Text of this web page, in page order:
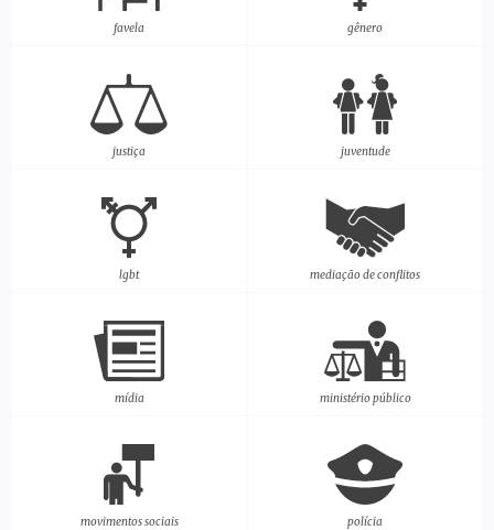
favela gênero
justiça juventude
lgbt mediação de conflitos
mídia ministério público
movimentos sociais polícia